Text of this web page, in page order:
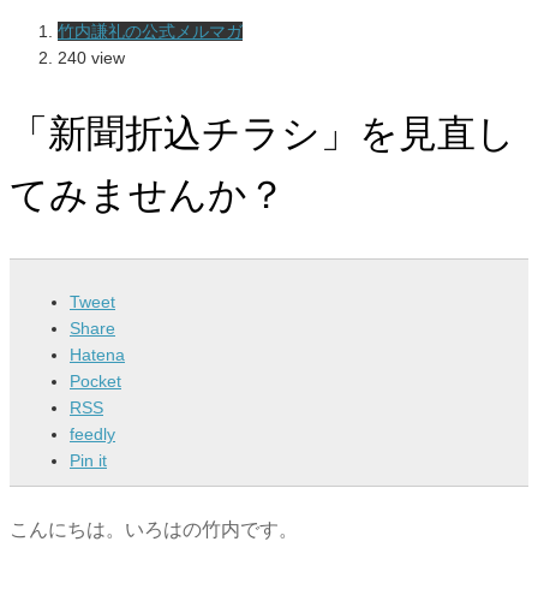
竹内謙礼の公式メルマガ
240 view
「新聞折込チラシ」を見直し
てみませんか？
Tweet
Share
Hatena
Pocket
RSS
feedly
Pin it
こんにちは。いろはの竹内です。